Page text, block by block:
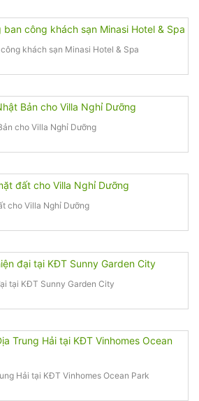
khách sạn Minasi Hotel & Spa
cho Villa Nghỉ Dưỡng
cho Villa Nghỉ Dưỡng
tại KĐT Sunny Garden City
Hải tại KĐT Vinhomes Ocean Park